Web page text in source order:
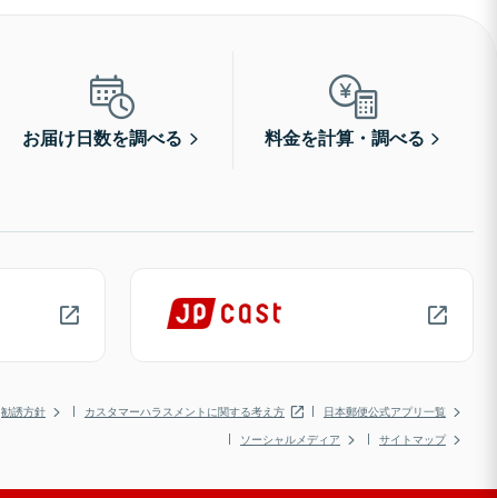
お届け日数を調べる 料金を計算・調べる
勧誘方針 カスタマーハラスメントに関する考え方
日本郵便公式アプリ一覧
ソーシャルメディア
サイトマップ